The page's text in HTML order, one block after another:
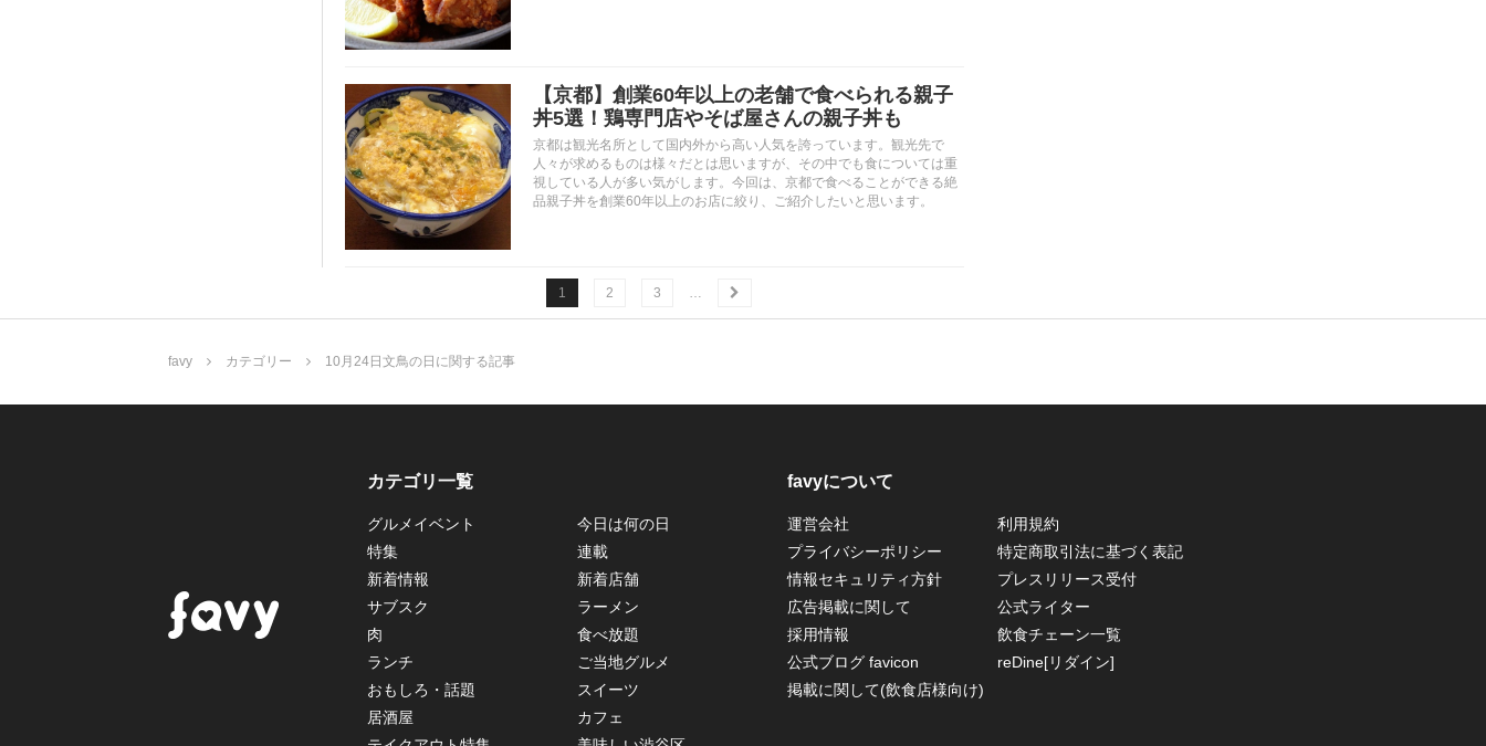
【京都】創業60年以上の老舗で食べられる親子
丼5選！鶏専門店やそば屋さんの親子丼も
京都は観光名所として国内外から高い人気を誇っています。観光先で
人々が求めるものは様々だとは思いますが、その中でも食については重
視している人が多い気がします。今回は、京都で食べることができる絶
品親子丼を創業60年以上のお店に絞り、ご紹介したいと思います。
1 2 3
favy カテゴリー 10月24日文鳥の日に関する記事
カテゴリ一覧
グルメイベント
今日は何の日
特集
連載
新着情報
新着店舗
サブスク
ラーメン
肉
食べ放題
ランチ
ご当地グルメ
おもしろ・話題
スイーツ
居酒屋
カフェ
favyについて
運営会社
利用規約
プライバシーポリシー
特定商取引法に基づく表記
情報セキュリティ方針
プレスリリース受付
広告掲載に関して
公式ライター
採用情報
飲食チェーン一覧
公式ブログ favicon
reDine[リダイン]
掲載に関して(飲食店様向け)